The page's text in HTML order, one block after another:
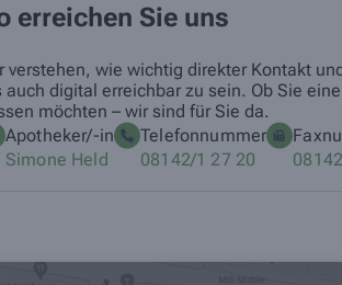
erreichen Sie uns
verstehen, wie wichtig direkter Kontakt
auch digital erreichbar zu sein. Ob Sie
möchten – wir sind für Sie da.
Apotheker/-in
Simone Held
Telefonnummer
08142/1 27 20